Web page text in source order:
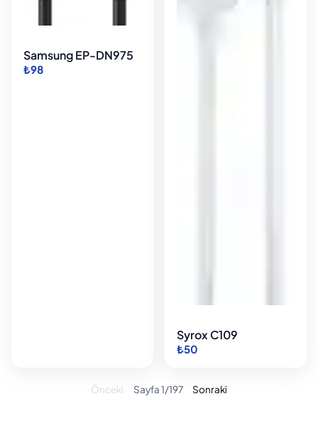
Samsung EP-DN975
₺98
Syrox C109
₺50
Önceki Sayfa 1/197 Sonraki